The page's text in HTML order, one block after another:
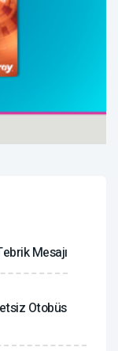
Mesajı
Otobüs